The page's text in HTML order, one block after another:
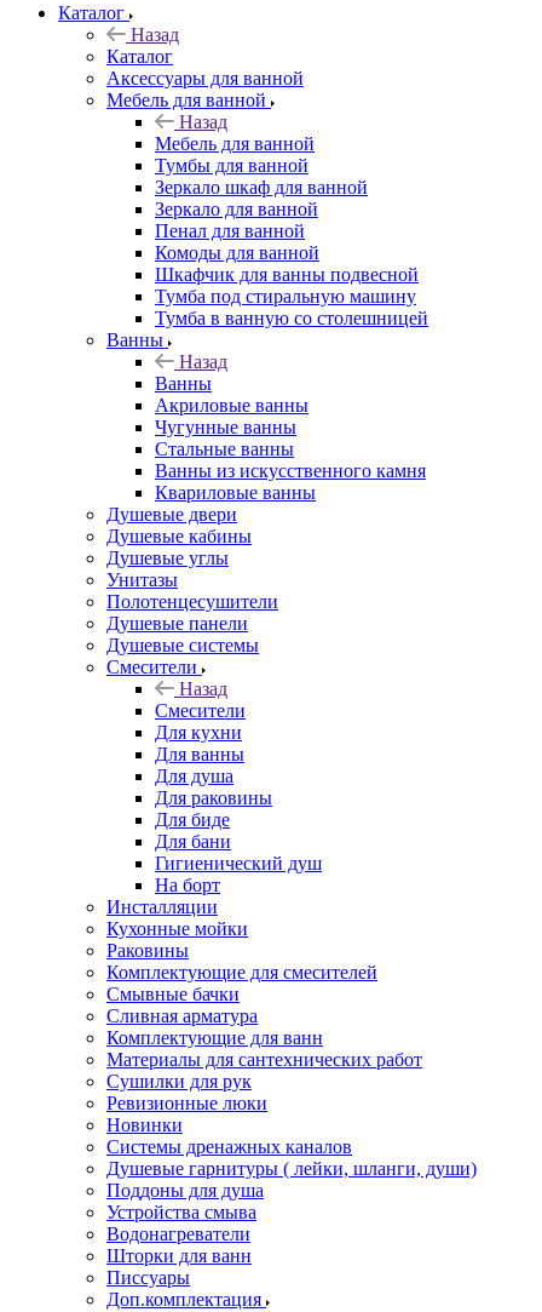
Каталог
Назад
Каталог
Аксессуары для ванной
Мебель для ванной
Назад
Мебель для ванной
Тумбы для ванной
Зеркало шкаф для ванной
Зеркало для ванной
Пенал для ванной
Комоды для ванной
Шкафчик для ванны подвесной
Тумба под стиральную машину
Тумба в ванную со столешницей
Ванны
Назад
Ванны
Акриловые ванны
Чугунные ванны
Стальные ванны
Ванны из искусственного камня
Квариловые ванны
Душевые двери
Душевые кабины
Душевые углы
Унитазы
Полотенцесушители
Душевые панели
Душевые системы
Смесители
Назад
Смесители
Для кухни
Для ванны
Для душа
Для раковины
Для биде
Для бани
Гигиенический душ
На борт
Инсталляции
Кухонные мойки
Раковины
Комплектующие для смесителей
Смывные бачки
Сливная арматура
Комплектующие для ванн
Материалы для сантехнических работ
Сушилки для рук
Ревизионные люки
Новинки
Системы дренажных каналов
Душевые гарнитуры ( лейки, шланги, души)
Поддоны для душа
Устройства смыва
Водонагреватели
Шторки для ванн
Писсуары
Доп.комплектация